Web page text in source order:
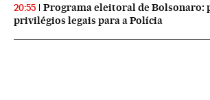
20:55
Programa eleitoral de Bolsonaro:
privilégios legais para a Polícia